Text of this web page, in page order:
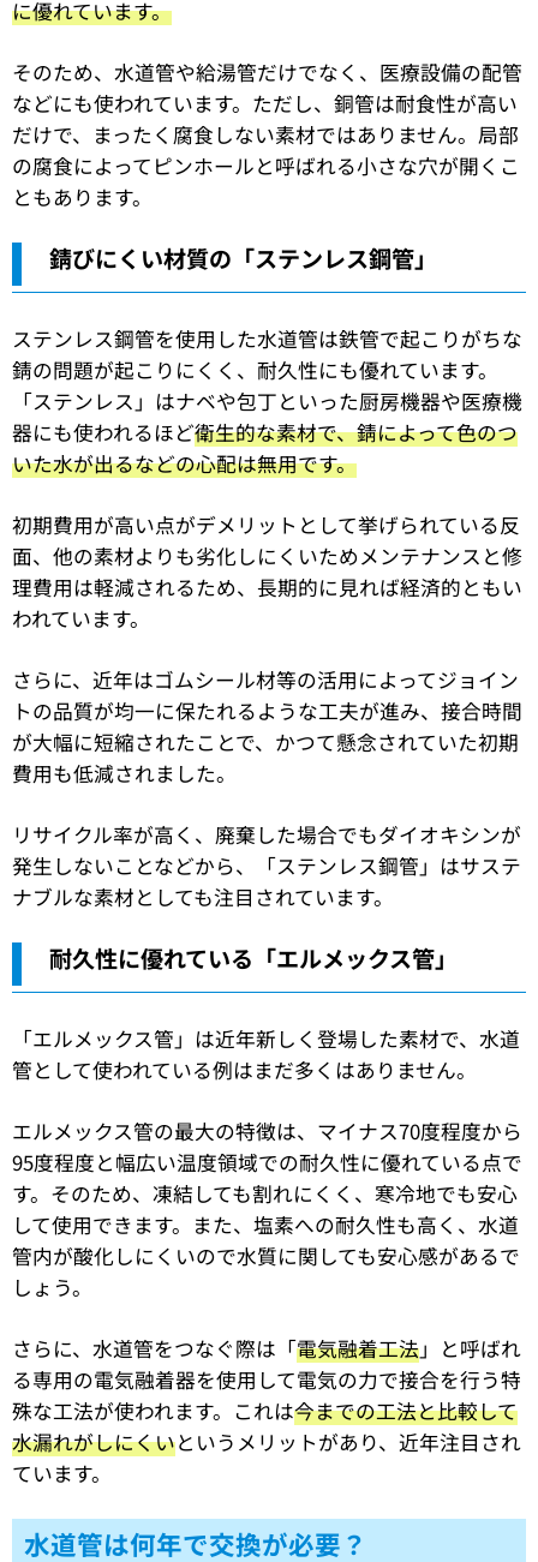
に優れています。
そのため、水道管や給湯管だけでなく、医療設備の配管
などにも使われています。ただし、銅管は耐食性が高い
だけで、まったく腐食しない素材ではありません。局部
の腐食によってピンホールと呼ばれる小さな穴が開くこ
ともあります。
錆びにくい材質の「ステンレス鋼管」
ステンレス鋼管を使用した水道管は鉄管で起こりがちな
錆の問題が起こりにくく、耐久性にも優れています。
「ステンレス」はナベや包丁といった厨房機器や医療機
器にも使われるほど衛生的な素材で、錆によって色のつ
いた水が出るなどの心配は無用です。
初期費用が高い点がデメリットとして挙げられている反
面、他の素材よりも劣化しにくいためメンテナンスと修
理費用は軽減されるため、長期的に見れば経済的ともい
われています。
さらに、近年はゴムシール材等の活用によってジョイン
トの品質が均一に保たれるような工夫が進み、接合時間
が大幅に短縮されたことで、かつて懸念されていた初期
費用も低減されました。
リサイクル率が高く、廃棄した場合でもダイオキシンが
発生しないことなどから、「ステンレス鋼管」はサステ
ナブルな素材としても注目されています。
耐久性に優れている「エルメックス管」
「エルメックス管」は近年新しく登場した素材で、水道
管として使われている例はまだ多くはありません。
エルメックス管の最大の特徴は、マイナス70度程度から
95度程度と幅広い温度領域での耐久性に優れている点で
す。そのため、凍結しても割れにくく、寒冷地でも安心
して使用できます。また、塩素への耐久性も高く、水道
管内が酸化しにくいので水質に関しても安心感があるで
しょう。
さらに、水道管をつなぐ際は「電気融着工法」と呼ばれ
る専用の電気融着器を使用して電気の力で接合を行う特
殊な工法が使われます。これは今までの工法と比較して
水漏れがしにくいというメリットがあり、近年注目され
ています。
水道管は何年で交換が必要？